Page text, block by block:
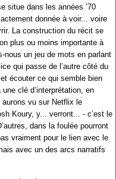
situe dans les années ’70
donnée à voir... voire
La construction du récit se
plus ou moins importante à
nous un jeu de mots en parlant
qui passe de l’autre côté du
écouter ce qui semble bien
clé d’interprétation, en
vu sur Netflix le
Koury, y... verront... - c’est le
dans la foulée pourront
vraiment pour le lien avec le
avec un des arcs narratifs